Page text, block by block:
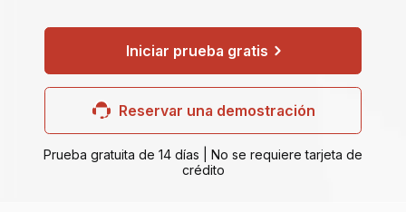
Iniciar prueba gratis
Reservar una demostración
Prueba gratuita de 14 días | No se requiere tarjeta de
crédito